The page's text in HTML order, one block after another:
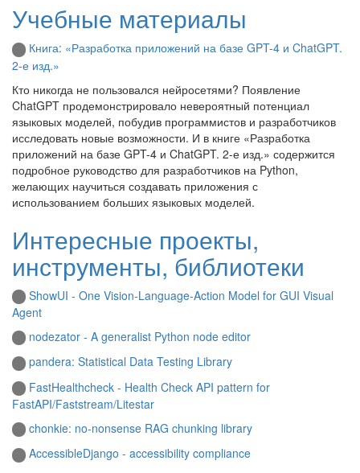
Учебные материалы
Книга: «Разработка приложений на базе GPT-4 и ChatGPT.
2-е изд.»
Кто никогда не пользовался нейросетями? Появление
ChatGPT продемонстрировало невероятный потенциал
языковых моделей, побудив программистов и разработчиков
исследовать новые возможности. И в книге «Разработка
приложений на базе GPT-4 и ChatGPT. 2-е изд.» содержится
подробное руководство для разработчиков на Python,
желающих научиться создавать приложения с
использованием больших языковых моделей.
Интересные проекты,
инструменты, библиотеки
ShowUI - One Vision-Language-Action Model for GUI Visual
Agent
nodezator - A generalist Python node editor
pandera: Statistical Data Testing Library
FastHealthcheck - Health Check API pattern for
FastAPI/Faststream/Litestar
chonkie: no-nonsense RAG chunking library
AccessibleDjango - accessibility compliance